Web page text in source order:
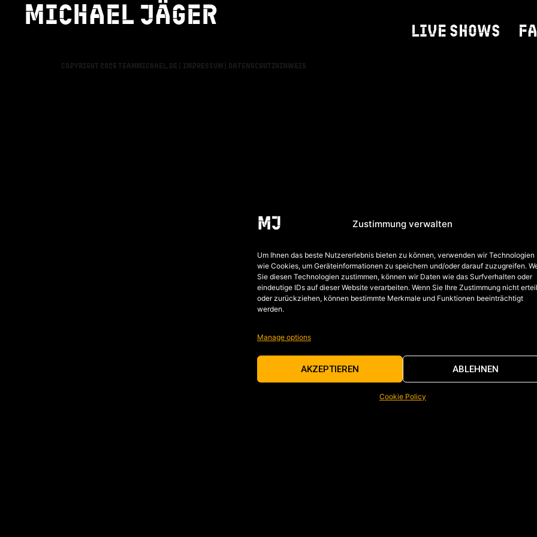
Zustimmung verwalten
Um Ihnen das beste Nutzererlebnis bieten zu können, verwenden wir Technologien
wie Cookies, um Geräteinformationen zu speichern und/oder darauf zuzugreifen.
Sie diesen Technologien zustimmen, können wir Daten wie das Surfverhalten oder
eindeutige IDs auf dieser Website verarbeiten. Wenn Sie Ihre Zustimmung nicht
oder zurückziehen, können bestimmte Merkmale und Funktionen beeinträchtigt
werden.
Manage options
AKZEPTIEREN ABLEHNEN
Cookie Policy
Michael jäger LIVE SHOWS
ALSDORF
Copyright 2026 teammichael.de | Impressum | Datenschutzhinweis